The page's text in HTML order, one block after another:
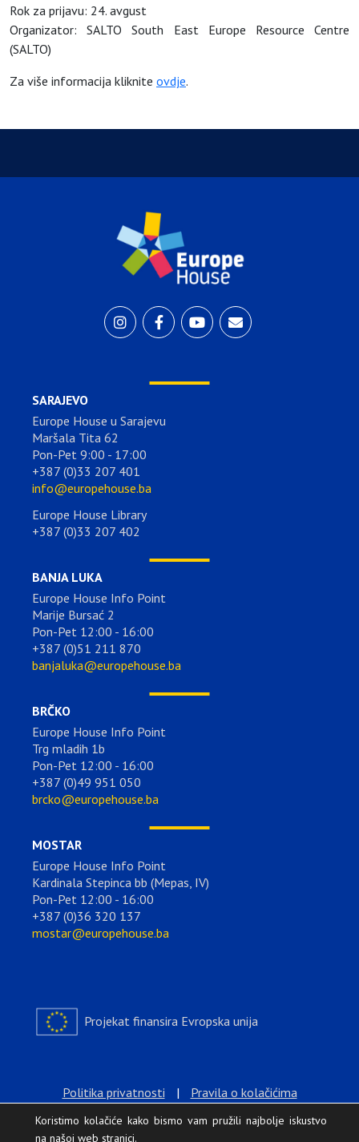
Rok za prijavu: 24. avgust
Organizator: SALTO South East Europe Resource Centre
(SALTO)
Za više informacija kliknite ovdje.
SARAJEVO
Europe House u Sarajevu
Maršala Tita 62
Pon-Pet 9:00 - 17:00
+387 (0)33 207 401
info@europehouse.ba
Europe House Library
+387 (0)33 207 402
BANJA LUKA
Europe House Info Point
Marije Bursać 2
Pon-Pet 12:00 - 16:00
+387 (0)51 211 870
banjaluka@europehouse.ba
BRČKO
Europe House Info Point
Trg mladih 1b
Pon-Pet 12:00 - 16:00
+387 (0)49 951 050
brcko@europehouse.ba
MOSTAR
Europe House Info Point
Kardinala Stepinca bb (Mepas, IV)
Pon-Pet 12:00 - 16:00
+387 (0)36 320 137
mostar@europehouse.ba
Projekat finansira Evropska unija
Politika privatnosti | Pravila o kolačićima
Koristimo kolačiće kako bismo vam pružili najbolje iskustvo
na našoj web stranici.